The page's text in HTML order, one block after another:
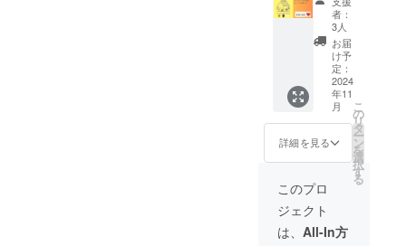
文字以
内・サ
イズ30
㎝×10
㎝） ・
掲載は
文字の
みとな
（ロ
ゴ・バ
可） ・
企業名
や団体
名、
ので早
めにご
連絡く
ださ
い）。
・昼食
代込
み。 ＜
設置に
ついて
置期
間：
2025/10
/31 ・お
でご案
内可能
（私た
ちと一
緒の車
にて移
動可能
・もし3
名様以
望であ
れば要
相談と
なりま
ｇ）
スイス
チャー
ド（150
ｇ）
ピー
マン
（200
ｇ）
レタス
人参
（350
ｇ）
ビーツ
（350
▼リ
ターン
内容 ・
アイの
ハコ 1
日ご利
用券（※
有効期
限：
2025/10
/31）
（10:00
-20:00
の間で
ご希望
の時間
帯8時間
者：
3人
お届
け予
定：
2024
年11
月
詳細を見る
こ
の
リ
タ
ー
ン
を
選
択
す
る
このプロ
ジェクト
は、 All-In方